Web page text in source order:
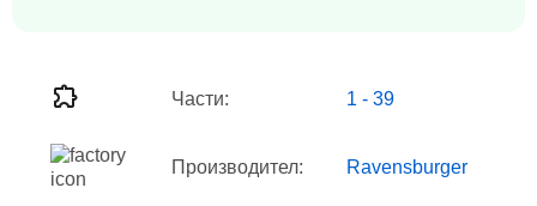
Части: 1 - 39
Производител: Ravensburger